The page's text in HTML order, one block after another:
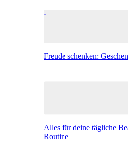
Freude schenken:
Alles für deine tägliche
Routine